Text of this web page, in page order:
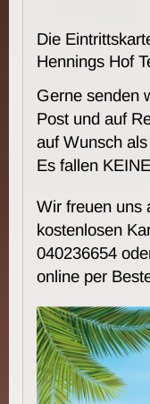
Die
Hennings Hof
Gerne senden
Post und auf
auf Wunsch
Es fallen
Wir freuen uns
kostenlosen
040236654
online per